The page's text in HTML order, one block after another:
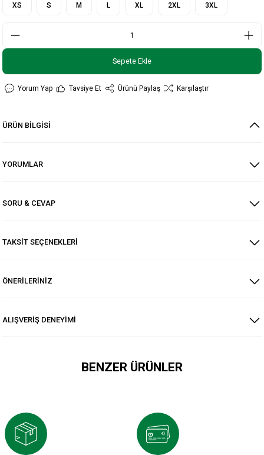
XS S M L XL 2XL 3XL
Sepete Ekle
Yorum Yap Tavsiye Et Ürünü Paylaş Karşılaştır
ÜRÜN BİLGİSİ
YORUMLAR
SORU & CEVAP
TAKSİT SEÇENEKLERİ
ÖNERİLERİNİZ
ALIŞVERİŞ DENEYİMİ
BENZER ÜRÜNLER
3.500,00 TL